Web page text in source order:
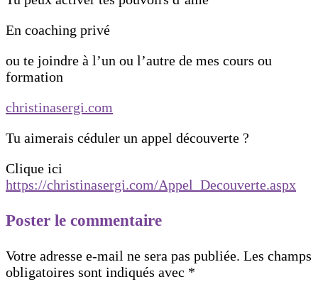
En coaching privé
ou te joindre à l’un ou l’autre de mes cours ou
formation
christinasergi.com
Tu aimerais céduler un appel découverte ?
Clique ici
https://christinasergi.com/Appel_Decouverte.aspx
Poster le commentaire
Votre adresse e-mail ne sera pas publiée. Les champs
obligatoires sont indiqués avec *